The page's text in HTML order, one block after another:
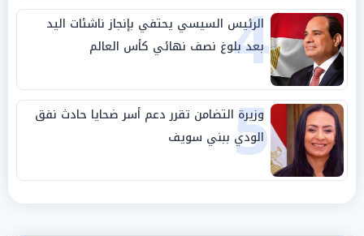
4
الرئيس السيسي يحتفي بإنجاز ناشئات اليد
بعد بلوغ نصف نهائي كأس العالم
5
وزيرة التضامن تقرر دعم أسر ضحايا حادث نفق
الودي ببني سويف